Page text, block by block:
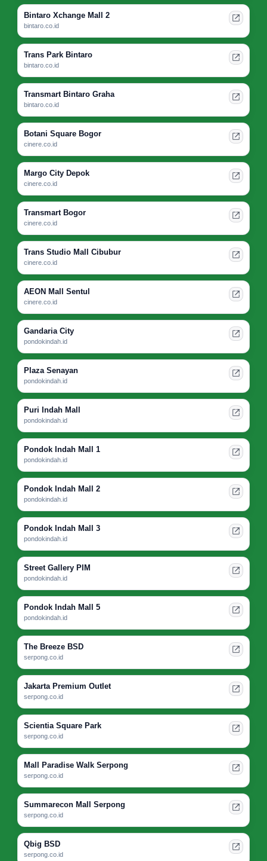
Bintaro Xchange Mall 2
bintaro.co.id
Trans Park Bintaro
bintaro.co.id
Transmart Bintaro Graha
bintaro.co.id
Botani Square Bogor
cinere.co.id
Margo City Depok
cinere.co.id
Transmart Bogor
cinere.co.id
Trans Studio Mall Cibubur
cinere.co.id
AEON Mall Sentul
cinere.co.id
Gandaria City
pondokindah.id
Plaza Senayan
pondokindah.id
Puri Indah Mall
pondokindah.id
Pondok Indah Mall 1
pondokindah.id
Pondok Indah Mall 2
pondokindah.id
Pondok Indah Mall 3
pondokindah.id
Street Gallery PIM
pondokindah.id
Pondok Indah Mall 5
pondokindah.id
The Breeze BSD
serpong.co.id
Jakarta Premium Outlet
serpong.co.id
Scientia Square Park
serpong.co.id
Mall Paradise Walk Serpong
serpong.co.id
Summarecon Mall Serpong
serpong.co.id
Qbig BSD
serpong.co.id